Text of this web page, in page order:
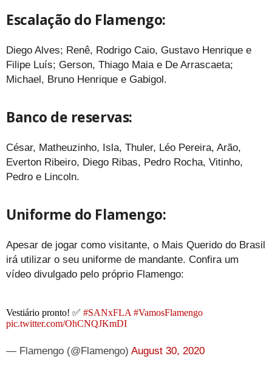
Escalação do Flamengo:
Diego Alves; Renê, Rodrigo Caio, Gustavo Henrique e
Filipe Luís; Gerson, Thiago Maia e De Arrascaeta;
Michael, Bruno Henrique e Gabigol.
Banco de reservas:
César, Matheuzinho, Isla, Thuler, Léo Pereira, Arão,
Everton Ribeiro, Diego Ribas, Pedro Rocha, Vitinho,
Pedro e Lincoln.
Uniforme do Flamengo:
Apesar de jogar como visitante, o Mais Querido do Brasil
irá utilizar o seu uniforme de mandante. Confira um
vídeo divulgado pelo próprio Flamengo:
Vestiário pronto! ✅ #SANxFLA #VamosFlamengo
pic.twitter.com/OhCNQJKmDI
— Flamengo (@Flamengo) August 30, 2020